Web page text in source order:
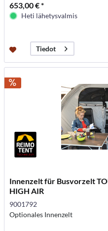
653,00 € *
Heti lähetysvalmis
Tiedot
Innenzelt für Busvorzelt
HIGH AIR
9001792
Optionales Innenzelt